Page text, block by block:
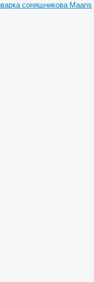
соняшникова Maans